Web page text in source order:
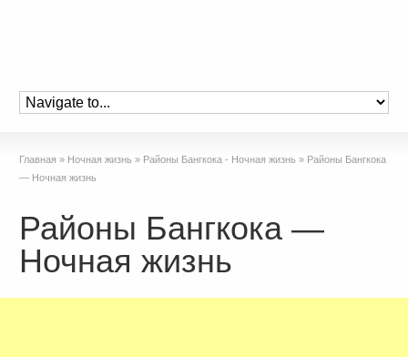
Главная » Ночная жизнь » Районы Бангкока - Ночная жизнь » Районы Бангкока
— Ночная жизнь
Районы Бангкока —
Ночная жизнь